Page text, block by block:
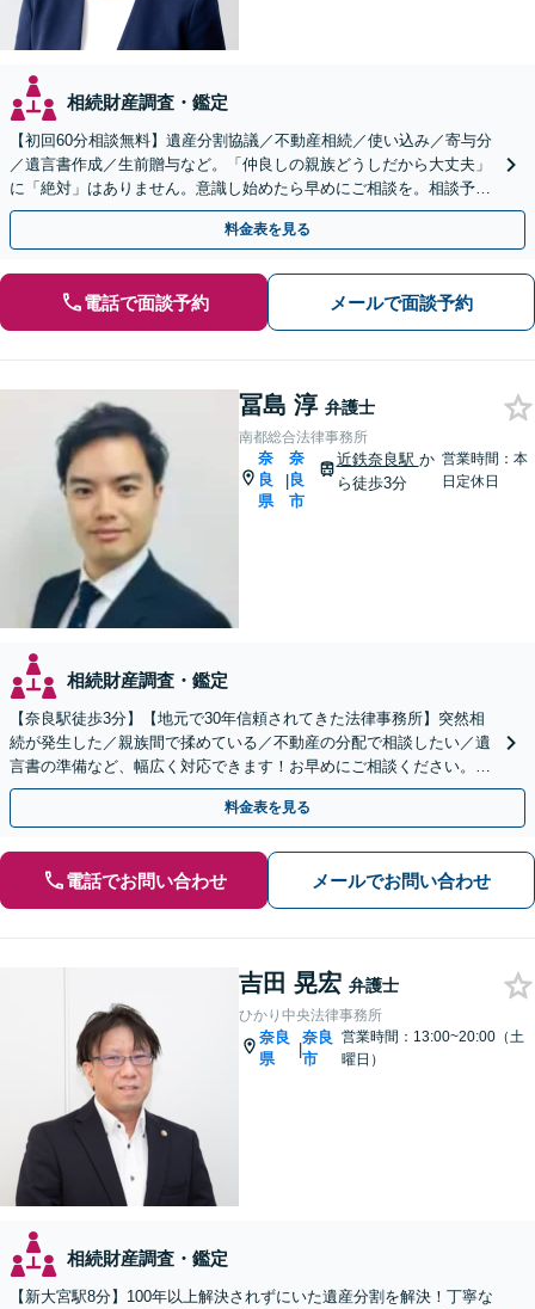
相続財産調査・鑑定
【初回60分相談無料】遺産分割協議／不動産相続／使い込み／寄与分
／遺言書作成／生前贈与など。「仲良しの親族どうしだから大丈夫」
に「絶対」はありません。意識し始めたら早めにご相談を。相談予約
をネットから24時間受付可能です【土曜・夜間対応可】
料金表を見る
電話で面談予約 メールで面談予約
冨島 淳 弁護士
南都総合法律事務所
奈
良
県
|
奈
良
市
近鉄奈良駅 か
ら徒歩3分
営業時間：本
日定休日
相続財産調査・鑑定
【奈良駅徒歩3分】【地元で30年信頼されてきた法律事務所】突然相
続が発生した／親族間で揉めている／不動産の分配で相談したい／遺
言書の準備など、幅広く対応できます！お早めにご相談ください。他
士業と連携しスピーディーな解決を目指します
料金表を見る
電話でお問い合わせ メールでお問い合わせ
吉田 晃宏 弁護士
ひかり中央法律事務所
奈良
県
|
奈良
市
営業時間：13:00~20:00（土
曜日）
相続財産調査・鑑定
【新大宮駅8分】100年以上解決されずにいた遺産分割を解決！丁寧な